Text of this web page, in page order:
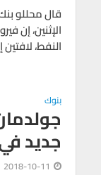
قال محللو
الإثنين، إن
النفط، لافتين
بنوك
جديد
2018-10-11